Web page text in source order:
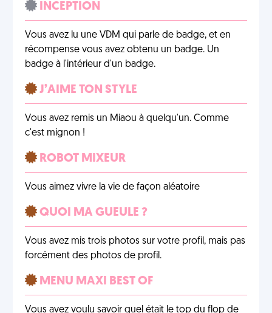
INCEPTION
Vous avez lu une VDM qui parle de badge, et en
récompense vous avez obtenu un badge. Un
badge à l'intérieur d'un badge.
J’AIME TON STYLE
Vous avez remis un Miaou à quelqu'un. Comme
c'est mignon !
ROBOT MIXEUR
Vous aimez vivre la vie de façon aléatoire
QUOI MA GUEULE ?
Vous avez mis trois photos sur votre profil, mais pas
forcément des photos de profil.
MENU MAXI BEST OF
Vous avez voulu savoir quel était le top du flop de